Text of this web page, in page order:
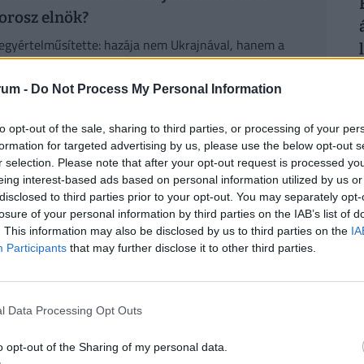
- Do Not Process My Personal Information
opt-out of the sale, sharing to third parties, or processing of your
for targeted advertising by us, please use the below opt-out
selection. Please note that after your opt-out request is processed
interest-based ads based on personal information utilized by us
to third parties prior to your opt-out. You may separately
of your personal information by third parties on the IAB’s list of
This information may also be disclosed by us to third parties on the
Participants that may further disclose it to other third parties.
Data Processing Opt Outs
opt-out of the Sharing of my personal data.
elnök?
hazája nem Ukrajnával, hanem a
és nem fognak meghátrálni.
bátorságát, mert úgy érkeztek
fenyegetésről tudtak, de arról nem,
azt mondta, hogy ettől nem zárkózik
találkozót akar, utazzon el Moszkvába.
egy ilyen találkozónak a végpontot kell
hogy
azután kezdődött, hogy